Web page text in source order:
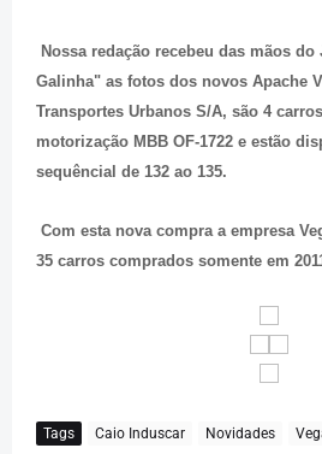
Nossa redação recebeu das mãos
Galinha" as fotos dos novos Apache
Transportes Urbanos S/A, são 4
motorização MBB OF-1722 e estão
sequêncial de 132 ao 135.
Com esta nova compra a empresa
35 carros comprados somente em
Tags Caio Induscar Novidades